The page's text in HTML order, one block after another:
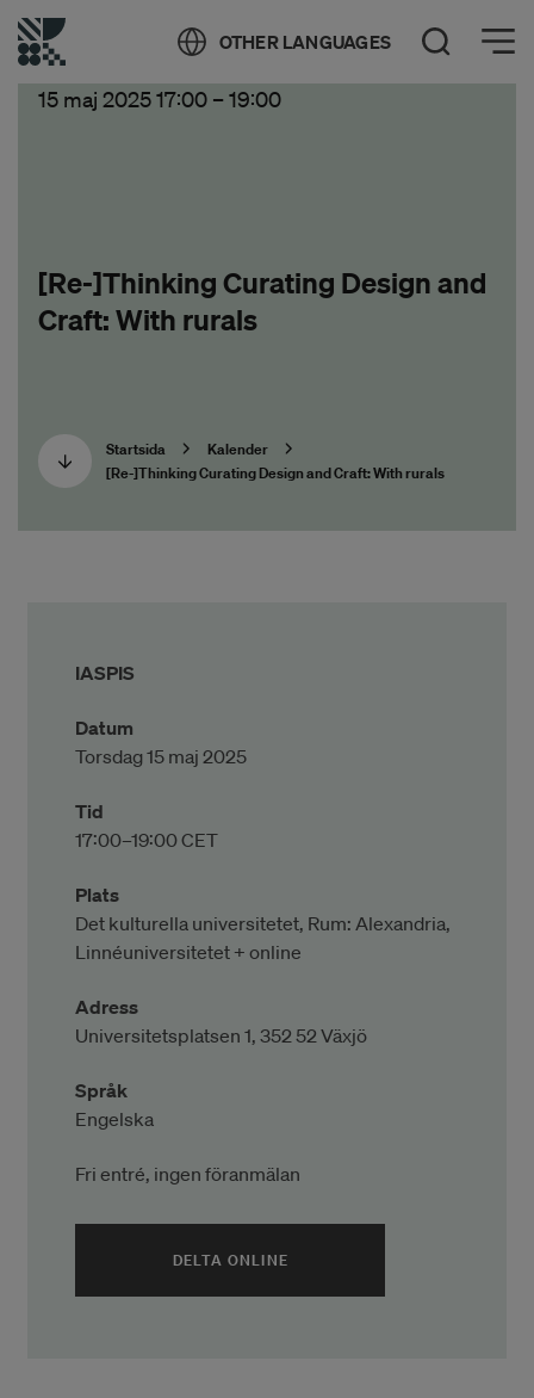
OTHER LANGUAGES Öppna sök
Öppna meny
15 maj 2025 17:00– 19:00
[Re-]Thinking Curating Design and
Craft: With rurals
Startsida
Kalender
[Re-]Thinking Curating Design and Craft: With rurals
IASPIS
Datum
Torsdag 15 maj 2025
Tid
17:00–19:00 CET
Plats
Det kulturella universitetet, Rum: Alexandria,
Linnéuniversitetet + online
Adress
Universitetsplatsen 1, 352 52 Växjö
Språk
Engelska
Fri entré, ingen föranmälan
DELTA ONLINE(ÖPPNAS I ETT NYTT